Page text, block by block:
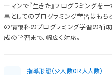
ーマンで『生きた』プログラミングを
事としてのプログラミング学習はもち
の情報科のプログラミング学習の補
成の学習まで、幅広く対応。
指導形態（少人数OR大人数）